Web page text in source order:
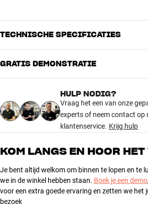
TECHNISCHE SPECIFICATIES
AFMETINGEN EN DESIGN
Gewicht (kg)
0
Gewicht verpakking (kg)
0
Hoogte verpakking (cm)
0
Zwart
Lengte verpakking (cm)
0
ALGEMENE KARAKTERISTIEKEN
Analoge audio-uitgang (L/R, RCA)
Digitale uitgangen: Optisch en Coaxiaal
GRATIS DEMONSTRATIE
HULP NODIG?
Vraag het een van onze
experts of neem contact op
klantenservice. Krijg hulp
KOM LANGS EN HOOR
Je bent altijd welkom om binnen te lopen en te
we in de winkel hebben staan. Boek je een demo
voor een extra goede ervaring en zetten we het
bezoek